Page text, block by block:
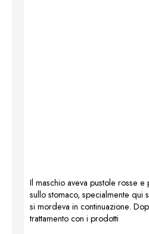
Il maschio aveva pustole rosse e
sullo stomaco, specialmente qui
si mordeva in continuazione.
trattamento con i prodotti